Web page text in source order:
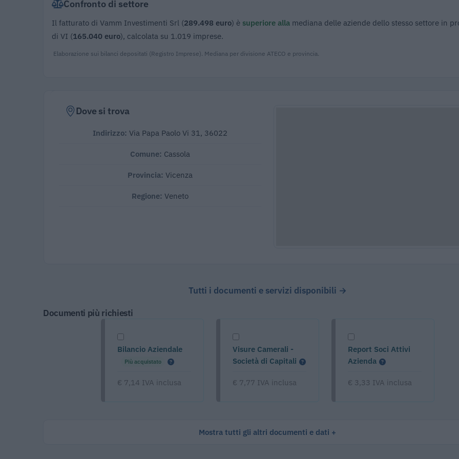
Confronto di settore
Il fatturato di Vamm Investimenti Srl (289.498 euro) è superiore alla mediana delle aziende dello stesso settore in
di VI (165.040 euro), calcolata su 1.019 imprese.
Elaborazione sui bilanci depositati (Registro Imprese). Mediana per divisione ATECO e provincia.
Dove si trova
Indirizzo: Via Papa Paolo Vi 31, 36022
Comune: Cassola
Provincia: Vicenza
Regione: Veneto
Tutti i documenti e servizi disponibili →
Documenti più richiesti
Bilancio Aziendale
Più acquistato
€ 7,14 IVA inclusa
Visure Camerali -
Società di Capitali
€ 7,77 IVA inclusa
Report Soci Attivi
Azienda
€ 3,33 IVA inclusa
Mostra tutti gli altri documenti e dati